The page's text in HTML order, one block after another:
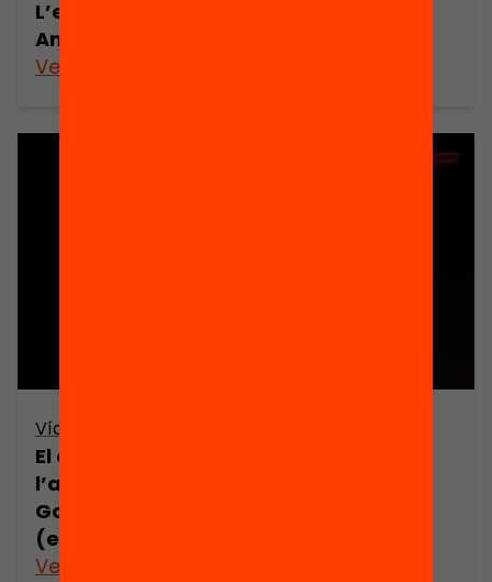
L’estat de l’educació a Catalunya.
Anuari 2024
Veure’n més
Vídeo
El com, el què i el per a què de
l’avaluació de l’alumnat | Sheila
González i Janet Looney
(enregistrament íntegre)
Veure’n més